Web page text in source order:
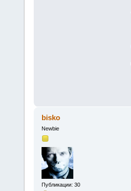
bisko
Newbie
Публикации: 30